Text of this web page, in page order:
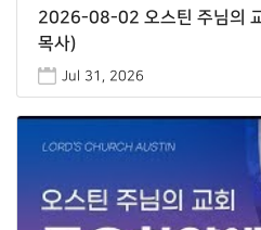
2026-08-02 오스틴 주님의
목사)
Jul 31, 2026